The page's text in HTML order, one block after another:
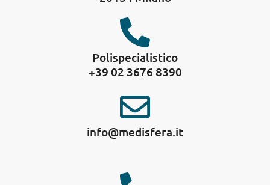
Polispecialistico
+39 02 3676 8390
info@medisfera.it